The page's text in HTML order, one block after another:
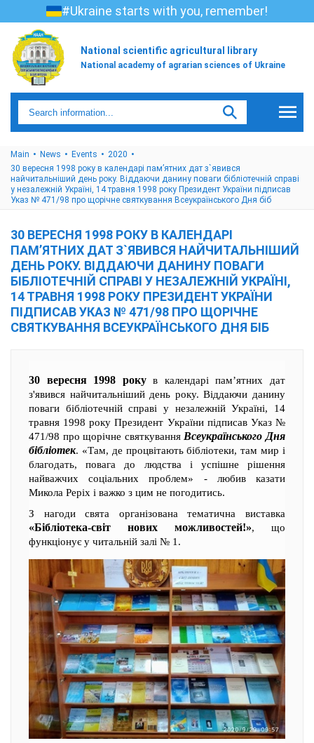
#Ukraine starts with you, remember!
National scientific agricultural library
National academy of agrarian sciences of Ukraine
Main News Events
2020
30 вересня 1998 року в календарі пам’ятних дат з`явився
найчитальніший день року. Віддаючи данину поваги бібліотечній справі
у незалежній Україні, 14 травня 1998 року Президент України підписав
Указ № 471/98 про щорічне святкування Всеукраїнського Дня біб
30 ВЕРЕСНЯ 1998 РОКУ В КАЛЕНДАРІ
ПАМ’ЯТНИХ ДАТ З`ЯВИВСЯ НАЙЧИТАЛЬНІШИЙ
ДЕНЬ РОКУ. ВІДДАЮЧИ ДАНИНУ ПОВАГИ
БІБЛІОТЕЧНІЙ СПРАВІ У НЕЗАЛЕЖНІЙ УКРАЇНІ,
14 ТРАВНЯ 1998 РОКУ ПРЕЗИДЕНТ УКРАЇНИ
ПІДПИСАВ УКАЗ № 471/98 ПРО ЩОРІЧНЕ
СВЯТКУВАННЯ ВСЕУКРАЇНСЬКОГО ДНЯ БІБ
30 вересня 1998 рокув календарі пам’ятних дат
з'явився найчитальніший день року. Віддаючи данину
поваги бібліотечній справі у незалежній Україні, 14
травня 1998 року Президент України підписав Указ №
471/98 про щорічне святкування Всеукраїнського Дня
бібліотек. «Там, де процвітають бібліотеки, там мир і
благодать, повага до людства і успішне рішення
найважчих соціальних проблем» - любив казати
Микола Реріх і важко з цим не погодитись.
З нагоди свята організована тематична виставка
«Бібліотека-світ нових можливостей!», що
функціонує у читальній залі № 1.